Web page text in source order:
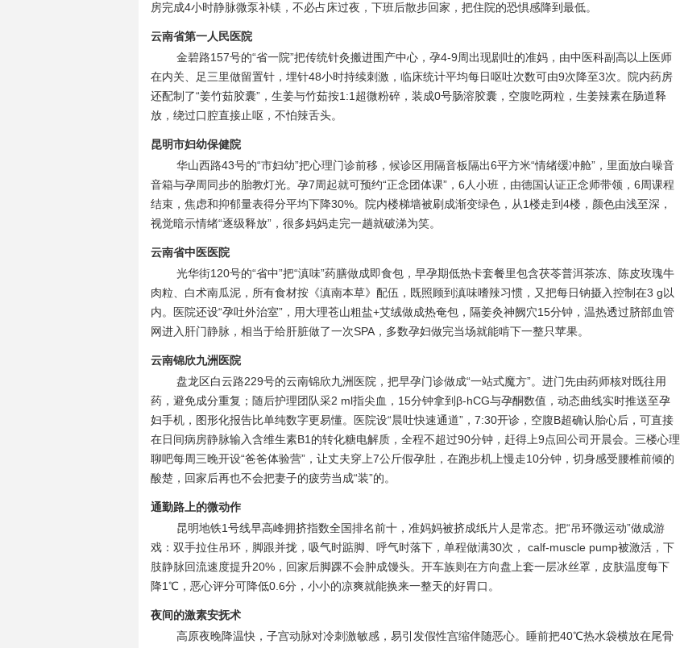
房完成4小时静脉微泵补镁，不必占床过夜，下班后散步回家，把住院的恐惧感降到最低。
云南省第一人民医院
金碧路157号的“省一院”把传统针灸搬进围产中心，孕4-9周出现剧吐的准妈，由中医科副高以上医师
在内关、足三里做留置针，埋针48小时持续刺激，临床统计平均每日呕吐次数可由9次降至3次。院内药房
还配制了“姜竹茹胶囊”，生姜与竹茹按1:1超微粉碎，装成0号肠溶胶囊，空腹吃两粒，生姜辣素在肠道释
放，绕过口腔直接止呕，不怕辣舌头。
昆明市妇幼保健院
华山西路43号的“市妇幼”把心理门诊前移，候诊区用隔音板隔出6平方米“情绪缓冲舱”，里面放白噪音
音箱与孕周同步的胎教灯光。孕7周起就可预约“正念团体课”，6人小班，由德国认证正念师带领，6周课程
结束，焦虑和抑郁量表得分平均下降30%。院内楼梯墙被刷成渐变绿色，从1楼走到4楼，颜色由浅至深，
视觉暗示情绪“逐级释放”，很多妈妈走完一趟就破涕为笑。
云南省中医医院
光华街120号的“省中”把“滇味”药膳做成即食包，早孕期低热卡套餐里包含茯苓普洱茶冻、陈皮玫瑰牛
肉粒、白术南瓜泥，所有食材按《滇南本草》配伍，既照顾到滇味嗜辣习惯，又把每日钠摄入控制在3 g以
内。医院还设“孕吐外治室”，用大理苍山粗盐+艾绒做成热奄包，隔姜灸神阙穴15分钟，温热透过脐部血管
网进入肝门静脉，相当于给肝脏做了一次SPA，多数孕妇做完当场就能啃下一整只苹果。
云南锦欣九洲医院
盘龙区白云路229号的云南锦欣九洲医院，把早孕门诊做成“一站式魔方”。进门先由药师核对既往用
药，避免成分重复；随后护理团队采2 ml指尖血，15分钟拿到β-hCG与孕酮数值，动态曲线实时推送至孕
妇手机，图形化报告比单纯数字更易懂。医院设“晨吐快速通道”，7:30开诊，空腹B超确认胎心后，可直接
在日间病房静脉输入含维生素B1的转化糖电解质，全程不超过90分钟，赶得上9点回公司开晨会。三楼心理
聊吧每周三晚开设“爸爸体验营”，让丈夫穿上7公斤假孕肚，在跑步机上慢走10分钟，切身感受腰椎前倾的
酸楚，回家后再也不会把妻子的疲劳当成“装”的。
通勤路上的微动作
昆明地铁1号线早高峰拥挤指数全国排名前十，准妈妈被挤成纸片人是常态。把“吊环微运动”做成游
戏：双手拉住吊环，脚跟并拢，吸气时踮脚、呼气时落下，单程做满30次， calf-muscle pump被激活，下
肢静脉回流速度提升20%，回家后脚踝不会肿成馒头。开车族则在方向盘上套一层冰丝罩，皮肤温度每下
降1℃，恶心评分可降低0.6分，小小的凉爽就能换来一整天的好胃口。
夜间的激素安抚术
高原夜晚降温快，子宫动脉对冷刺激敏感，易引发假性宫缩伴随恶心。睡前把40℃热水袋横放在尾骨